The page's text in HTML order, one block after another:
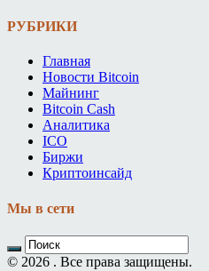
РУБРИКИ
Главная
Новости Bitcoin
Майнинг
Bitcoin Cash
Аналитика
ICO
Биржи
Криптоинсайд
Мы в сети
© 2026 . Все права защищены.